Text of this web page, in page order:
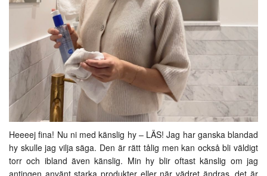
Heeeej fina! Nu ni med känslig hy – LÄS! Jag har ganska blandad
hy skulle jag vilja säga. Den är rätt tålig men kan också bli väldigt
torr och ibland även känslig. Min hy blir oftast känslig om jag
antingen använt starka produkter eller när vädret ändras, det är